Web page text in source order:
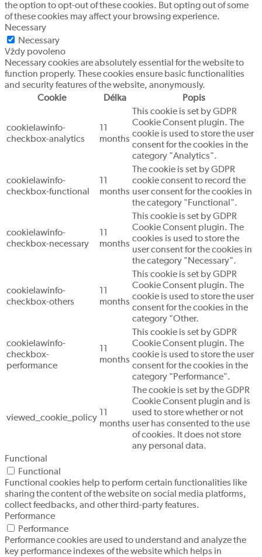
the option to opt-out of these cookies. But opting out of some
of these cookies may affect your browsing experience.
Necessary
Necessary
Vždy povoleno
Necessary cookies are absolutely essential for the website to
function properly. These cookies ensure basic functionalities
and security features of the website, anonymously.
Cookie
Délka Popis
cookielawinfo-
checkbox-analytics
months
This cookie is set by GDPR
Cookie Consent plugin. The
cookie is used to store the user
consent for the cookies in the
category "Analytics".
cookielawinfo-
checkbox-functional
months
The cookie is set by GDPR
cookie consent to record the
user consent for the cookies in
the category "Functional".
cookielawinfo-
checkbox-necessary
months
This cookie is set by GDPR
Cookie Consent plugin. The
cookies is used to store the
user consent for the cookies in
the category "Necessary".
cookielawinfo-
checkbox-others
months
This cookie is set by GDPR
Cookie Consent plugin. The
cookie is used to store the user
consent for the cookies in the
category "Other.
cookielawinfo-
checkbox-
performance
months
This cookie is set by GDPR
Cookie Consent plugin. The
cookie is used to store the user
consent for the cookies in the
category "Performance".
viewed_cookie_policy
months
The cookie is set by the GDPR
Cookie Consent plugin and is
used to store whether or not
user has consented to the use
of cookies. It does not store
any personal data.
Functional
Functional
Functional cookies help to perform certain functionalities like
sharing the content of the website on social media platforms,
collect feedbacks, and other third-party features.
Performance
Performance
Performance cookies are used to understand and analyze the
key performance indexes of the website which helps in